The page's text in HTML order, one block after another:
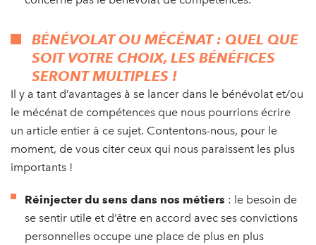
BÉNÉVOLAT OU MÉCÉNAT : QUEL QUE
SOIT VOTRE CHOIX, LES BÉNÉFICES
SERONT MULTIPLES !
Il y a tant d’avantages à se lancer dans le bénévolat et/ou
le mécénat de compétences que nous pourrions écrire
un article entier à ce sujet. Contentons-nous, pour le
moment, de vous citer ceux qui nous paraissent les plus
importants !
Réinjecter du sens dans nos métiers : le besoin de
se sentir utile et d’être en accord avec ses convictions
personnelles occupe une place de plus en plus